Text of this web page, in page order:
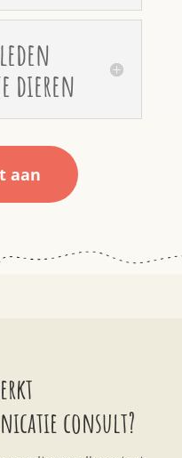
dieren
aan
consult?